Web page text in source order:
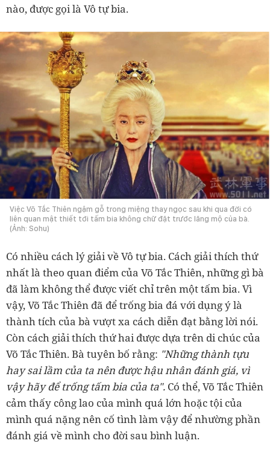
nào, được gọi là Vô tự bia.
Việc Võ Tắc Thiên ngậm gỗ trong miệng thay ngọc sau khi qua đời có
liên quan mật thiết tới tấm bia không chữ đặt trước lăng mộ của bà.
(Ảnh: Sohu)
Có nhiều cách lý giải về Vô tự bia. Cách giải thích thứ
nhất là theo quan điểm của Võ Tắc Thiên, những gì bà
đã làm không thể được viết chỉ trên một tấm bia. Vì
vậy, Võ Tắc Thiên đã để trống bia đá với dụng ý là
thành tích của bà vượt xa cách diễn đạt bằng lời nói.
Còn cách giải thích thứ hai được dựa trên di chúc của
Võ Tắc Thiên. Bà tuyên bố rằng: "Những thành tựu
hay sai lầm của ta nên được hậu nhân đánh giá, vì
vậy hãy để trống tấm bia của ta". Có thể, Võ Tắc Thiên
cảm thấy công lao của mình quá lớn hoặc tội của
mình quá nặng nên cố tình làm vậy để nhường phần
đánh giá về mình cho đời sau bình luận.